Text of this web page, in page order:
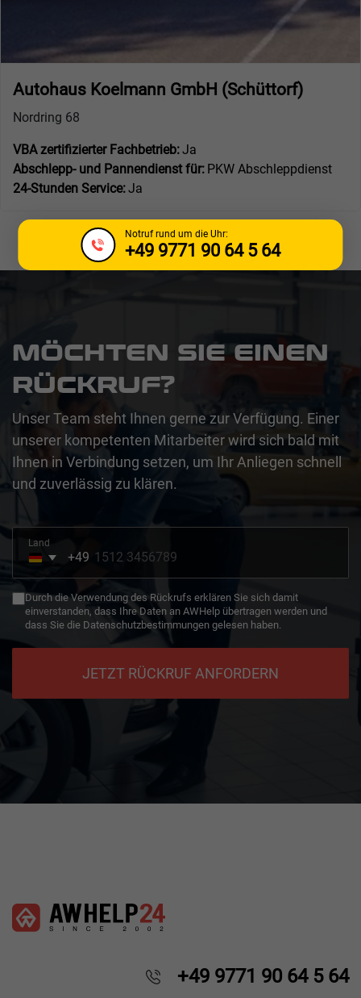
Autohaus Koelmann GmbH (Schüttorf)
Nordring 68
VBA zertifizierter Fachbetrieb:Ja
Abschlepp- und Pannendienst für: PKW Abschleppdienst
24-Stunden Service:Ja
Notruf rund um die Uhr:
+49 9771 90 64 5 64
MÖCHTEN SIE EINEN
RÜCKRUF?
Unser Team steht Ihnen gerne zur Verfügung. Einer
unserer kompetenten Mitarbeiter wird sich bald mit
Ihnen in Verbindung setzen, um Ihr Anliegen schnell
und zuverlässig zu klären.
Land
Germany
+49
+49
Durch die Verwendung des Rückrufs erklären Sie sich damit
einverstanden, dass Ihre Daten an AWHelp übertragen werden und
dass Sie die Datenschutzbestimmungen gelesen haben.
JETZT RÜCKRUF ANFORDERN
+49 9771 90 64 5 64